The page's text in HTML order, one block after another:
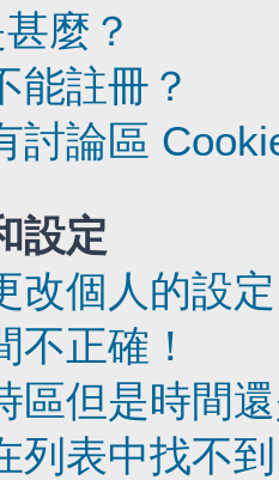
麼？
能註冊？
討論區
設定
改個人的設
不正確！
區但是時間
列表中找不